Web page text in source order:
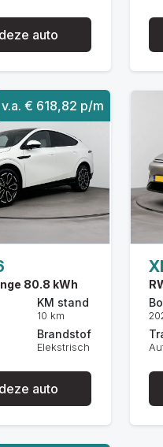
auto
v.a. € 618,82 p/m
80.8 kWh
KM stand
10 km
Brandstof
Elekstrisch
auto